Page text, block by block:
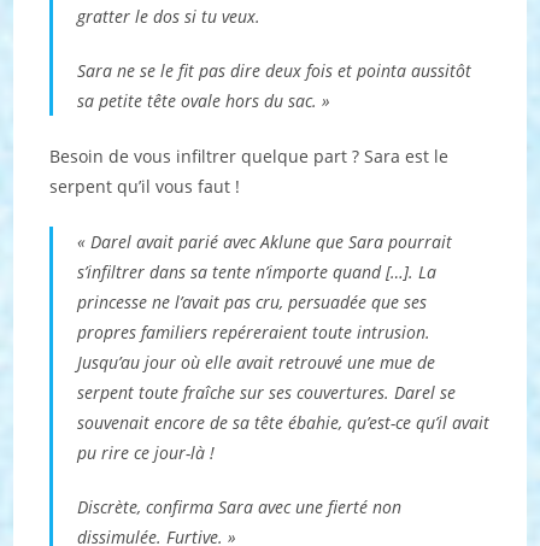
gratter le dos si tu veux.
Sara ne se le fit pas dire deux fois et pointa aussitôt
sa petite tête ovale hors du sac. »
Besoin de vous infiltrer quelque part ? Sara est le
serpent qu’il vous faut !
« Darel avait parié avec Aklune que Sara pourrait
s’infiltrer dans sa tente n’importe quand […]. La
princesse ne l’avait pas cru, persuadée que ses
propres familiers repéreraient toute intrusion.
Jusqu’au jour où elle avait retrouvé une mue de
serpent toute fraîche sur ses couvertures. Darel se
souvenait encore de sa tête ébahie, qu’est-ce qu’il avait
pu rire ce jour-là !
Discrète, confirma Sara avec une fierté non
dissimulée. Furtive. »